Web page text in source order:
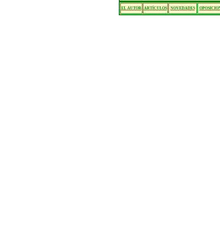
EL AUTOR ARTÍCULOS NOVEDADES